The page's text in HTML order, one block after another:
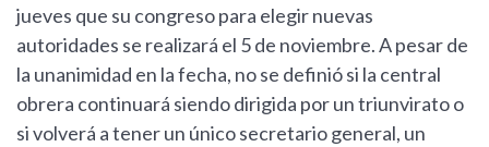
jueves que su congreso para elegir nuevas
autoridades se realizará el 5 de noviembre. A pesar de
la unanimidad en la fecha, no se definió si la central
obrera continuará siendo dirigida por un triunvirato o
si volverá a tener un único secretario general, un